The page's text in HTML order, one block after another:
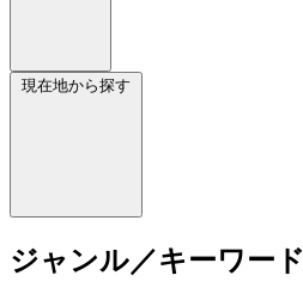
現在地から探す
ジャンル／キーワード